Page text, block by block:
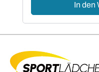
In den